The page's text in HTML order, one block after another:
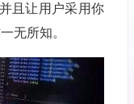
且让用户采用你
无所知。